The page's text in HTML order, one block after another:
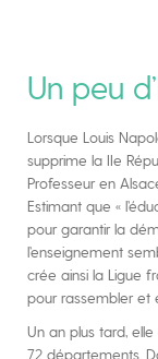
Un peu
Lorsque Louis
supprime la IIe
Professeur en
Estimant que «
pour garantir la
l’enseignement
crée ainsi la Ligue
pour rassembler et
Un an plus tard,
72 départements.